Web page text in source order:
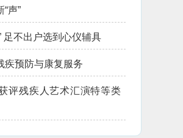
声”
足不出户选到心仪辅具
疾预防与康复服务
评残疾人艺术汇演特等类